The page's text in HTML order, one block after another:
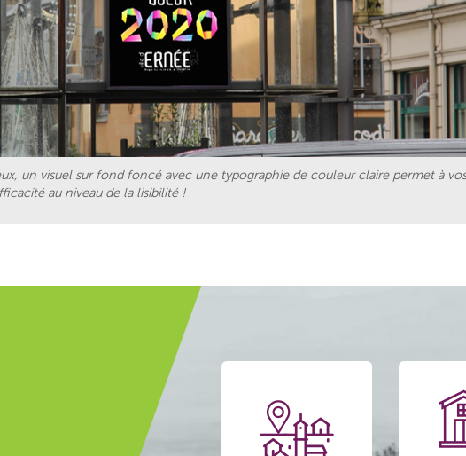
un visuel sur fond foncé avec une typographie de couleur claire permet à vos
au niveau de la lisibilité !